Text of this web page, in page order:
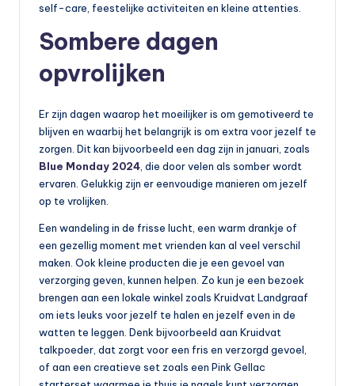
self-care, feestelijke activiteiten en kleine attenties.
Sombere dagen
opvrolijken
Er zijn dagen waarop het moeilijker is om gemotiveerd te
blijven en waarbij het belangrijk is om extra voor jezelf te
zorgen. Dit kan bijvoorbeeld een dag zijn in januari, zoals
Blue Monday 2024 , die door velen als somber wordt
ervaren. Gelukkig zijn er eenvoudige manieren om jezelf
op te vrolijken.
Een wandeling in de frisse lucht, een warm drankje of
een gezellig moment met vrienden kan al veel verschil
maken. Ook kleine producten die je een gevoel van
verzorging geven, kunnen helpen. Zo kun je een bezoek
brengen aan een lokale winkel zoals Kruidvat Landgraaf
om iets leuks voor jezelf te halen en jezelf even in de
watten te leggen. Denk bijvoorbeeld aan Kruidvat
talkpoeder, dat zorgt voor een fris en verzorgd gevoel,
of aan een creatieve set zoals een Pink Gellac